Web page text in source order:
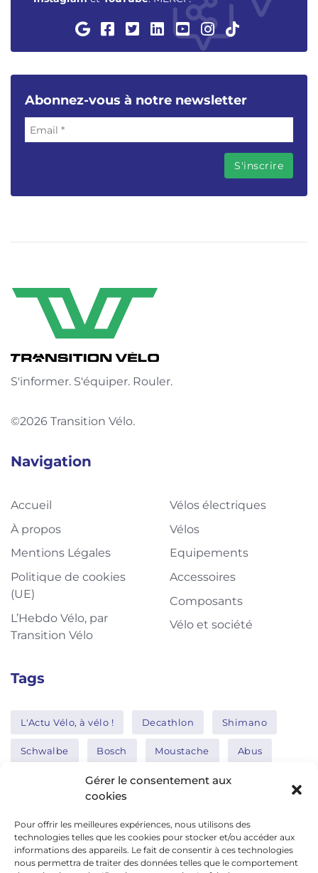
Gérer le consentement aux
cookies
Pour offrir les meilleures expériences, nous utilisons des
technologies telles que les cookies pour stocker et/ou accéder aux
informations des appareils. Le fait de consentir à ces technologies
nous permettra de traiter des données telles que le comportement
Abonnez-vous à notre newsletter
S'informer. S'équiper. Rouler.
©2026 Transition Vélo.
Navigation
Accueil
À propos
Mentions Légales
Politique de cookies
(UE)
L’Hebdo Vélo, par
Transition Vélo
Vélos électriques
Vélos
Equipements
Accessoires
Composants
Vélo et société
Tags
L'Actu Vélo, à vélo ! Decathlon Shimano
Schwalbe Bosch Moustache Abus
Thule Nakamura
Réseaux sociaux